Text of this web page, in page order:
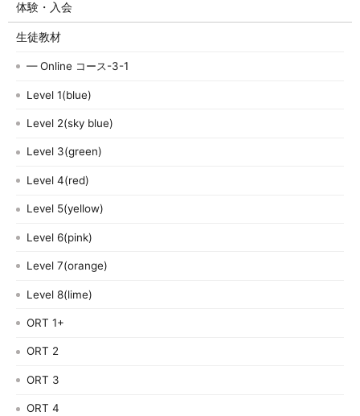
体験・入会
生徒教材
— Online コース-3-1
Level 1(blue)
Level 2(sky blue)
Level 3(green)
Level 4(red)
Level 5(yellow)
Level 6(pink)
Level 7(orange)
Level 8(lime)
ORT 1+
ORT 2
ORT 3
ORT 4